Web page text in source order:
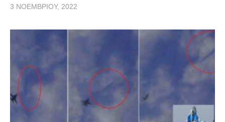
3 ΝΟΕΜΒΡΊΟΥ, 2022